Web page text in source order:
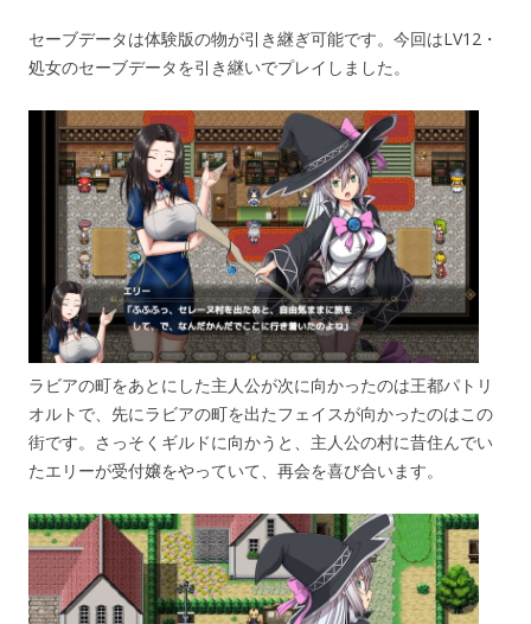
セーブデータは体験版の物が引き継ぎ可能です。今回はLV12・
処女のセーブデータを引き継いでプレイしました。
ラビアの町をあとにした主人公が次に向かったのは王都パトリ
オルトで、先にラビアの町を出たフェイスが向かったのはこの
街です。さっそくギルドに向かうと、主人公の村に昔住んでい
たエリーが受付嬢をやっていて、再会を喜び合います。